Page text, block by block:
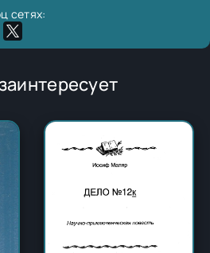
сетях: